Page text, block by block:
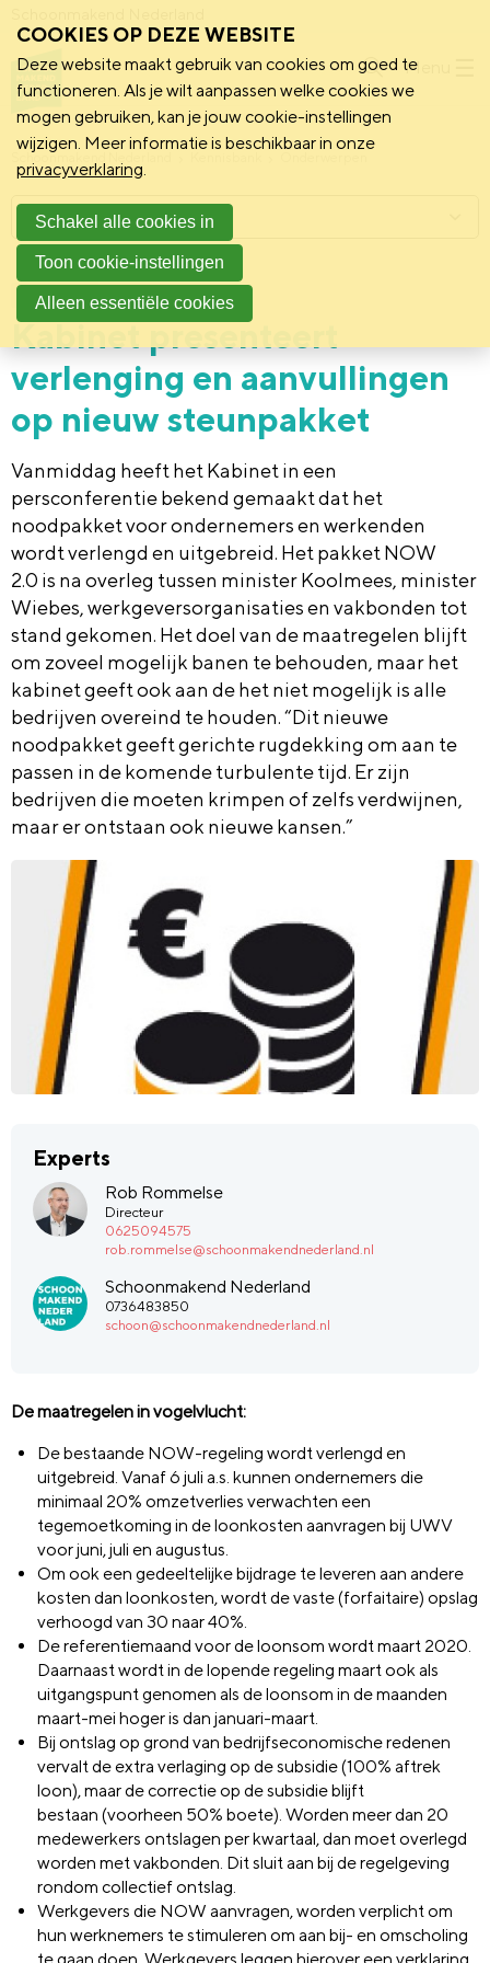
Menu
Schoonmakend Nederland
Achtergrond 20 mei 2020
Kabinet presenteert
verlenging en aanvullingen
op nieuw steunpakket
Vanmiddag heeft het Kabinet in een
persconferentie bekend gemaakt dat het
noodpakket voor ondernemers en werkenden
wordt verlengd en uitgebreid. Het pakketNOW
2.0 is na overleg tussen minister Koolmees, minister
Wiebes,werkgeversorganisaties en vakbonden tot
stand gekomen. Het doel van de maatregelen blijft
om zoveel mogelijk banen te behouden, maar het
kabinet geeft ook aan de het niet mogelijk is alle
bedrijven overeind te houden. “Ditnieuwe
noodpakket geeft gerichte rugdekking om aan te
passen in de komende turbulente tijd. Er zijn
bedrijven die moeten krimpen of zelfs verdwijnen,
maar er ontstaan ook nieuwe kansen.”
Experts
Rob Rommelse
Directeur
0625094575
rob.rommelse@schoonmakendnederland.nl
Schoonmakend Nederland
0736483850
schoon@schoonmakendnederland.nl
De maatregelen in vogelvlucht:
De bestaande NOW-regeling wordt verlengd en
uitgebreid. Vanaf 6 juli a.s. kunnen ondernemers die
minimaal 20% omzetverlies verwachten een
tegemoetkoming in de loonkosten aanvragen bij UWV
voor juni, juli en augustus.
Om ookeen gedeeltelijkebijdrage te leveren aan andere
kosten dan loonkosten, wordt de vaste (forfaitaire) opslag
verhoogd van 30 naar 40%.
De referentiemaand voor de loonsom wordt maart 2020.
Daarnaast wordt in de lopende regeling maart ook als
uitgangspunt genomen als de loonsom in de maanden
maart-mei hoger is dan januari-maart.
Bij ontslag op grond van bedrijfseconomische redenen
vervalt deextra verlaging op de subsidie(100% aftrek
loon), maar decorrectie op desubsidieblijft
bestaan (voorheen 50% boete). Worden meer dan 20
medewerkers ontslagen per kwartaal, dan moet overlegd
worden met vakbonden. Dit sluit aan bij de regelgeving
rondom collectief ontslag.
Werkgevers die NOW aanvragen, worden verplicht om
hun werknemers te stimuleren om aan bij- en omscholing
Menu
COOKIES OP DEZE WEBSITE
Deze website maakt gebruik van cookies om goed te
functioneren. Als je wilt aanpassen welke cookies we
mogen gebruiken, kan je jouw cookie-instellingen
wijzigen. Meer informatie is beschikbaar in onze
privacyverklaring.
Schakel alle cookies in
Toon cookie-instellingen
Alleen essentiële cookies